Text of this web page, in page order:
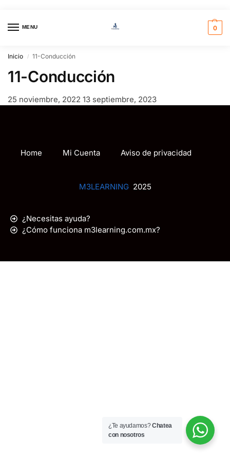
MENU 0
Inicio / 11-Conducción
11-Conducción
25 noviembre, 2022 13 septiembre, 2023
Home Mi Cuenta Aviso de privacidad
M3LEARNING2025
¿Necesitas ayuda?
¿Cómo funciona m3learning.com.mx?
¿Te ayudamos?Chatea
con nosotros